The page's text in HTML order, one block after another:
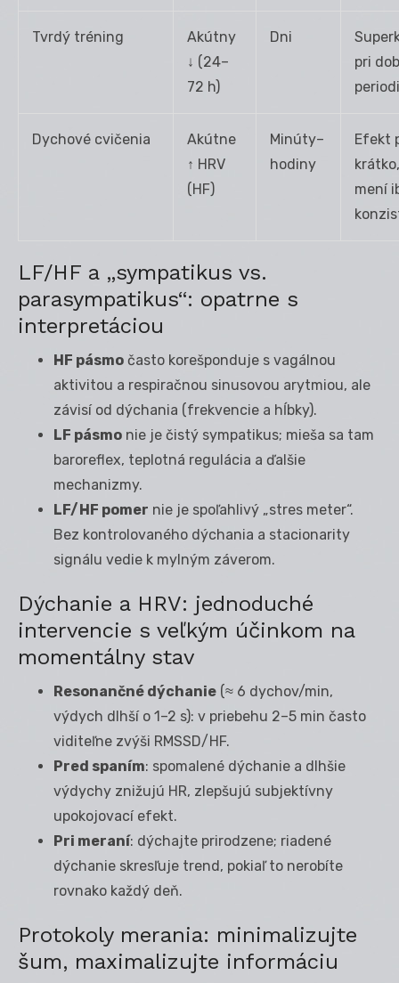
Tvrdý tréning
Akútny
↓ (24–
72 h)
Dni
pri
Dychové cvičenia
Akútne
↑ HRV
(HF)
Minúty–
hodiny
Efekt
mení
LF/HF a „sympatikus vs.
parasympatikus“: opatrne s
interpretáciou
HF pásmo často korešponduje s vagálnou
aktivitou a respiračnou sinusovou arytmiou, ale
závisí od dýchania (frekvencie a hĺbky).
LF pásmo nie je čistý sympatikus; mieša sa tam
baroreflex, teplotná regulácia a ďalšie
mechanizmy.
LF/HF pomer nie je spoľahlivý „stres meter“.
Bez kontrolovaného dýchania a stacionarity
signálu vedie k mylným záverom.
Dýchanie a HRV: jednoduché
intervencie s veľkým účinkom na
momentálny stav
Resonančné dýchanie (≈ 6 dychov/min,
výdych dlhší o 1–2 s): v priebehu 2–5 min často
viditeľne zvýši RMSSD/HF.
Pred spaním: spomalené dýchanie a dlhšie
výdychy znižujú HR, zlepšujú subjektívny
upokojovací efekt.
Pri meraní: dýchajte prirodzene; riadené
dýchanie skresľuje trend, pokiaľ to nerobíte
rovnako každý deň.
Protokoly merania: minimalizujte
šum, maximalizujte informáciu